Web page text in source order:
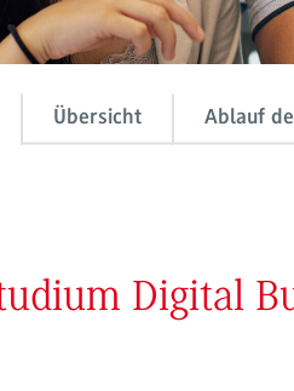
Übersicht Ablauf
Digital